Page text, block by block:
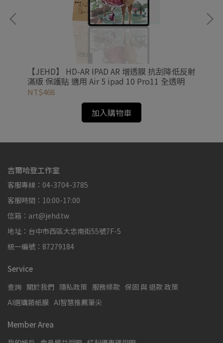
【JEHD】 HD-AR IPAD AR 增透膜 抗刮降低反射
滿版 保護貼 適用 Air 5 ipad 10 Pro11 全透明
NT$468
加入購物車
吉爾哈登工作室
客服專線：04-3704-3785
客服時間：10:00-17:00
信箱：art@jehd.tw
地址：台中市西區大忠南街55號7F-5
統一編號：87279184
Service
查詢 關於我們 隱私政策 服務條款 保固 與 退款 政策
AI選購類紙膜 AI智慧推薦筆尖
Member Area